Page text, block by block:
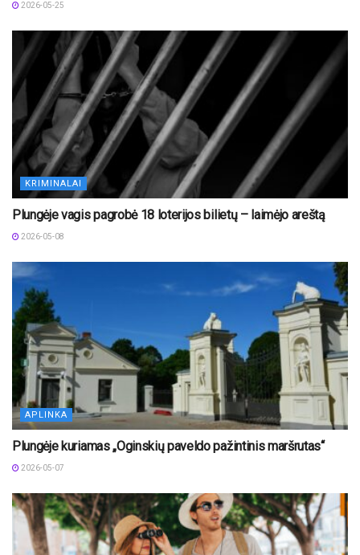
2026-05-25
KRIMINALAI
Plungėje vagis pagrobė 18 loterijos bilietų – laimėjo areštą
2026-05-08
APLINKA
Plungėje kuriamas „Oginskių paveldo pažintinis maršrutas“
2026-05-07